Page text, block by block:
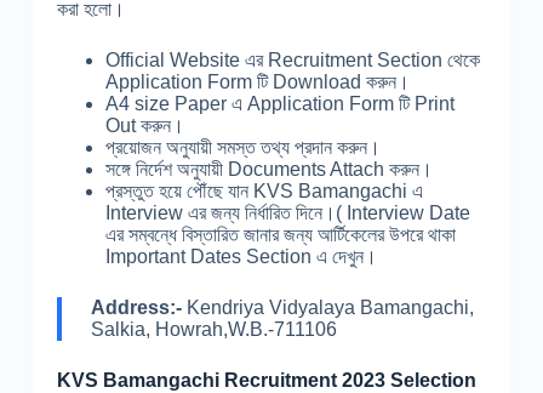
করা হলো।
Official Website এর Recruitment Section থেকে
Application Form টি Download করুন।
A4 size Paper এ Application Form টি Print
Out করুন।
প্রয়োজন অনুযায়ী সমস্ত তথ্য প্রদান করুন।
সঙ্গে নির্দেশ অনুযায়ী Documents Attach করুন।
প্রস্তুত হয়ে পৌঁছে যান KVS Bamangachi এ
Interview এর জন্য নির্ধারিত দিনে।( Interview Date
এর সম্বন্ধে বিস্তারিত জানার জন্য আর্টিকেলের উপরে থাকা
Important Dates Section এ দেখুন।
Address:- Kendriya Vidyalaya Bamangachi,
Salkia, Howrah,W.B.-711106
KVS Bamangachi Recruitment 2023 Selection